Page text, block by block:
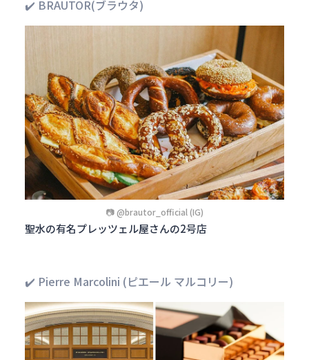
✔️ BRAUTOR(ブラウタ)
📷 @brautor_official (IG)
聖水の有名プレッツェル屋さんの2号店
✔️ Pierre Marcolini (ピエール マルコリー)